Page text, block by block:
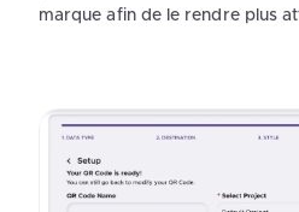
marque afin de le rendre plus